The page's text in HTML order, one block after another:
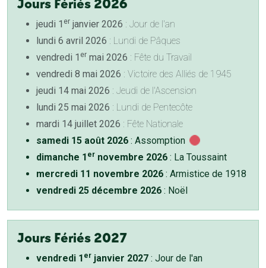
Jours Fériés 2026
jeudi 1 er janvier 2026 : Jour de l'an
lundi 6 avril 2026 : Lundi de Pâques
vendredi 1 er mai 2026 : Fête du Travail
vendredi 8 mai 2026 : Victoire des Alliés de 1945
jeudi 14 mai 2026 : Jeudi de l'Ascension
lundi 25 mai 2026 : Lundi de Pentecôte
mardi 14 juillet 2026 : Fête Nationale
samedi 15 août 2026 : Assomption
dimanche 1 er novembre 2026 : La Toussaint
mercredi 11 novembre 2026 : Armistice de 1918
vendredi 25 décembre 2026 : Noël
Jours Fériés 2027
vendredi 1 er janvier 2027 : Jour de l'an